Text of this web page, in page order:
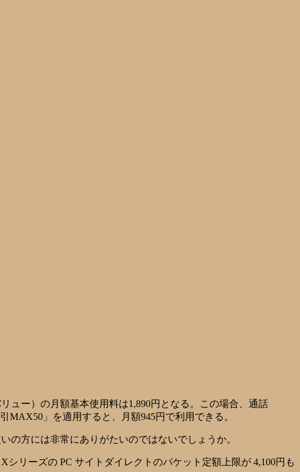
ュー）の月額基本使用料は1,890円となる。この場合、通話
」を適用すると、月額945円で利用できる。
の方には非常にありがたいのではないでしょうか。
リーズの PC サイトダイレクトのパケット定額上限が 4,100円も